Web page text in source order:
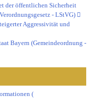
der öffentlichen Sicherheit
- LStVG)
Aggressivität und
Bayern (Gemeindeordnung -
(